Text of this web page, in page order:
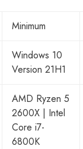
Minimum
Windows 10
Version 21H1
AMD Ryzen 5
2600X | Intel
Core i7-
6800K